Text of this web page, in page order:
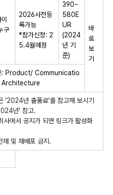
구
2026사전등
록가능
*참가신청: 2
5.4월예정
390~
580E
UR
(2024
년 기
준)
바
로
보
기
: Product/ Communicatio
Architecture
'2024년 출품료'를 참고해 보시기
년' 참고.
에서 공지가 되면 링크가 활성화
및 재배포 금지.